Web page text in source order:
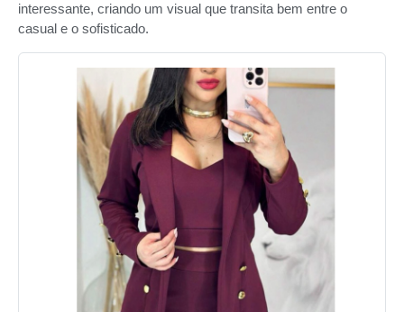
interessante, criando um visual que transita bem entre o
casual e o sofisticado.